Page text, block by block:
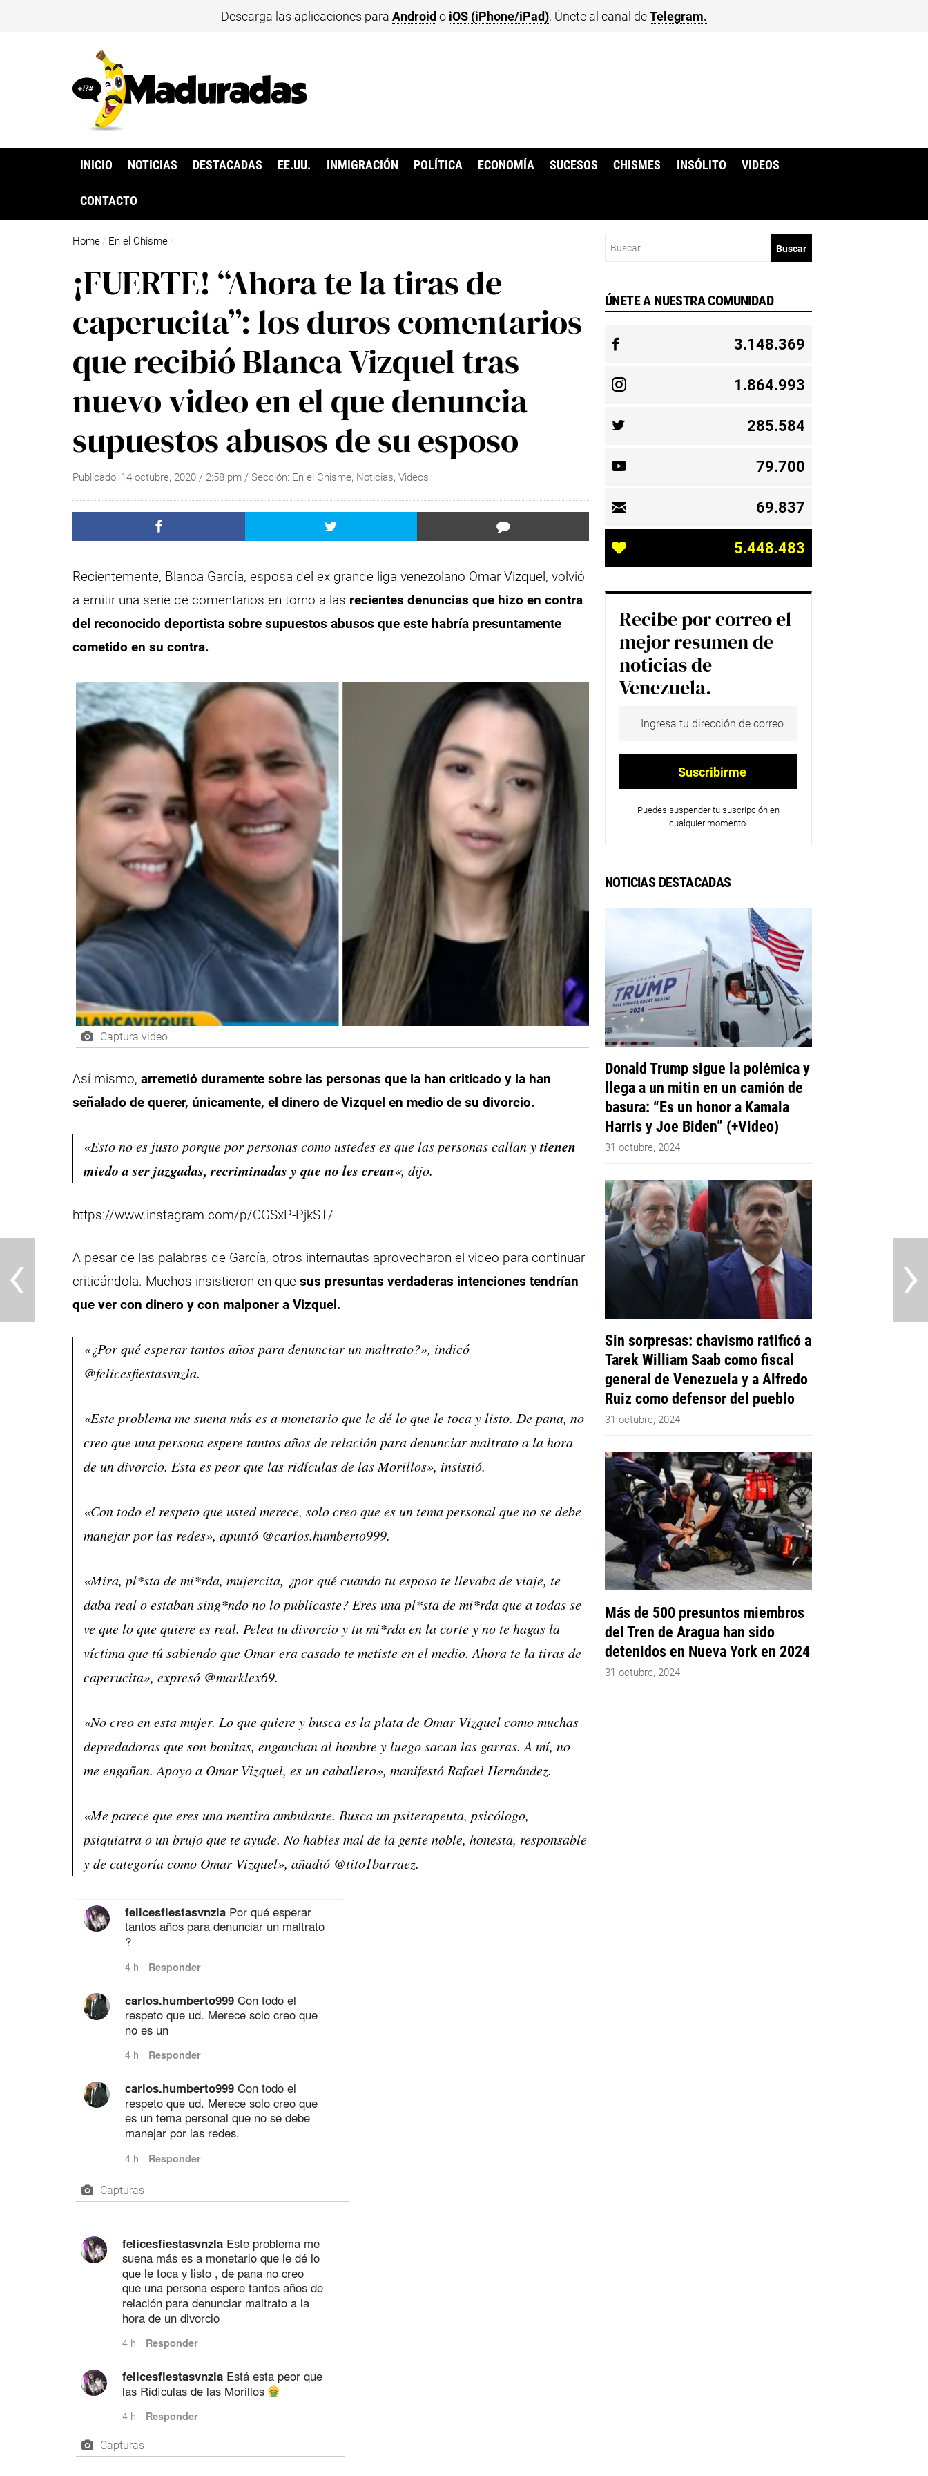
Descarga las aplicaciones para Android o iOS (iPhone/iPad). Únete al canal deTelegram.
INICIO NOTICIAS DESTACADAS EE.UU. INMIGRACIÓN POLÍTICA ECONOMÍA SUCESOS CHISMES INSÓLITO VIDEOS
CONTACTO
Home / En el Chisme /
¡FUERTE! “Ahora te la tiras de
caperucita”: los duros comentarios
que recibió Blanca Vizquel tras
nuevo video en el que denuncia
supuestos abusos de su esposo
Publicado: 14 octubre, 2020 / 2:58 pm/ Sección: En el Chisme, Noticias,Videos
Recientemente, Blanca García, esposa del ex grande liga venezolano Omar Vizquel, volvió
a emitir una serie de comentarios en torno a las recientes denuncias que hizo en contra
del reconocido deportista sobre supuestos abusos que este habría presuntamente
cometido en su contra.
Captura video
Así mismo,arremetió duramente sobre las personas que la han criticado y la han
señalado de querer, únicamente, el dinero de Vizquel en medio de su divorcio.
«Esto no es justo porque por personas como ustedes es que las personas callan ytienen
miedo a ser juzgadas, recriminadas y que no les crean«, dijo.
https://www.instagram.com/p/CGSxP-PjkST/
A pesar de las palabras de García, otros internautas aprovecharon el video para continuar
criticándola. Muchos insistieron en que sus presuntas verdaderas intenciones tendrían
que ver con dinero y con malponer a Vizquel.
«¿Por qué esperar tantos años para denunciar un maltrato?», indicó
@felicesfiestasvnzla.
«Este problema me suena más es a monetario que le dé lo que le toca y listo. De pana, no
creo que una persona espere tantos años de relación para denunciar maltrato a la hora
de un divorcio. Esta es peor que las ridículas de las Morillos», insistió.
«Con todo el respeto que usted merece, solo creo que es un tema personal que no se debe
manejar por las redes», apuntó @carlos.humberto999.
«Mira, pl*sta de mi*rda, mujercita, ¿por qué cuando tu esposo te llevaba de viaje, te
daba real o estaban sing*ndo no lo publicaste? Eres una pl*sta de mi*rda que a todas se
ve que lo que quiere es real. Pelea tu divorcio y tu mi*rda en la corte y no te hagas la
víctima que tú sabiendo que Omar era casado te metiste en el medio. Ahora te la tiras de
caperucita», expresó @marklex69.
«No creo en esta mujer. Lo que quiere y busca es la plata de Omar Vizquel como muchas
depredadoras que son bonitas, enganchan al hombre y luego sacan las garras. A mí, no
me engañan. Apoyo a Omar Vizquel, es un caballero», manifestó Rafael Hernández.
«Me parece que eres una mentira ambulante. Busca un psiterapeuta, psicólogo,
psiquiatra o un brujo que te ayude. No hables mal de la gente noble, honesta, responsable
y de categoría como Omar Vizquel», añadió @tito1barraez.
Capturas
Capturas
ÚNETE A NUESTRA COMUNIDAD
3.148.369
1.864.993
285.584
79.700
69.837
5.448.483
Recibe por correo el
mejor resumen de
noticias de
Venezuela.
Puedes suspender tu suscripción en
cualquier momento.
NOTICIAS DESTACADAS
Donald Trump sigue la polémica y
llega a un mitin en un camión de
basura: “Es un honor a Kamala
Harris y Joe Biden” (+Video)
31 octubre, 2024
Sin sorpresas: chavismo ratificó a
Tarek William Saab como fiscal
general de Venezuela y a Alfredo
Ruiz como defensor del pueblo
31 octubre, 2024
Más de 500 presuntos miembros
del Tren de Aragua han sido
detenidos en Nueva York en 2024
31 octubre, 2024
›
‹